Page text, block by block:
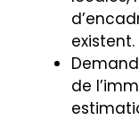
existent.
de